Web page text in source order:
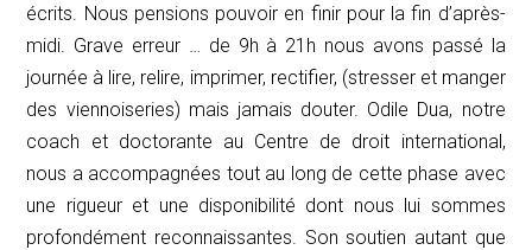
écrits. Nous pensions pouvoir en finir pour la fin d’après-
midi. Grave erreur … de 9h à 21h nous avons passé la
journée à lire, relire, imprimer, rectifier, (stresser et manger
des viennoiseries) mais jamais douter. Odile Dua, notre
coach et doctorante au Centre de droit international,
nous a accompagnées tout au long de cette phase avec
une rigueur et une disponibilité dont nous lui sommes
profondément reconnaissantes. Son soutien autant que